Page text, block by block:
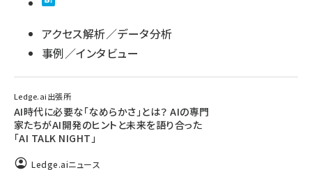
アクセス解析／データ分析
事例／インタビュー
Ledge.ai出張所
AI時代に必要な「なめらかさ」とは？ AIの専門
家たちがAI開発のヒントと未来を語り合った
「AI TALK NIGHT」
Ledge.aiニュース